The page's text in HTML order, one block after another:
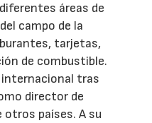
áreas de
campo de la
tarjetas,
de combustible.
internacional tras
director de
países. A su